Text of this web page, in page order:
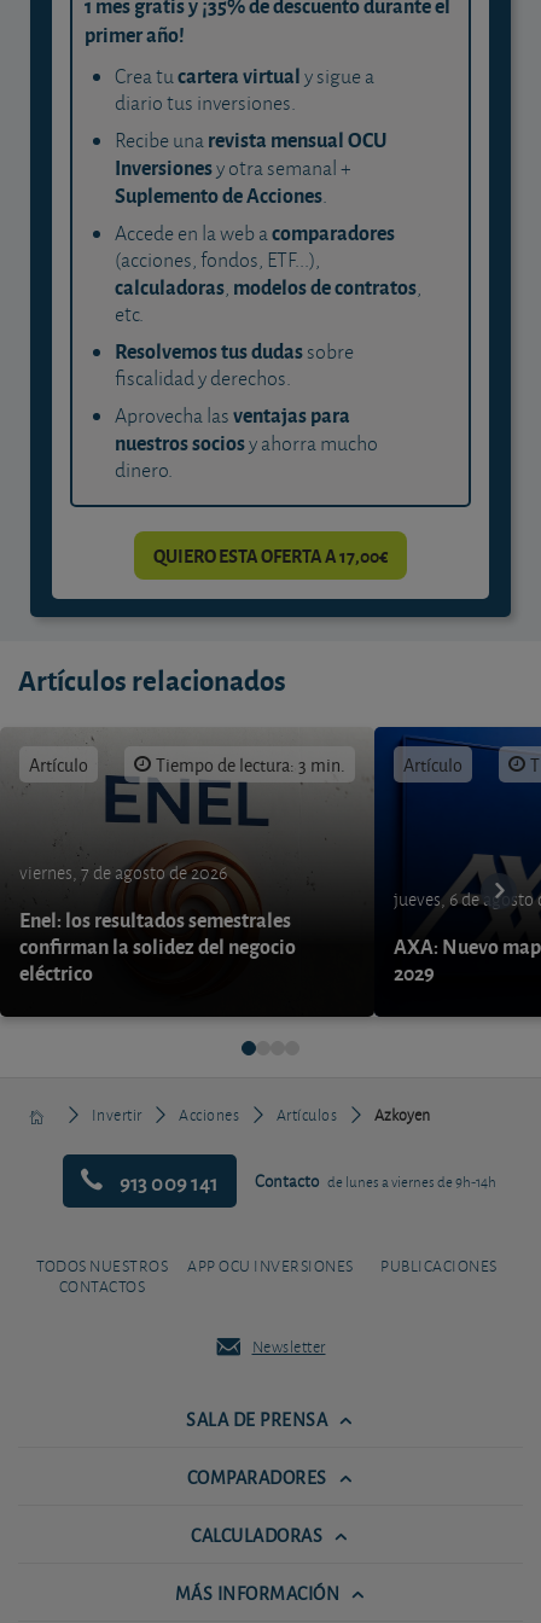
primer año!
Crea tucartera virtualy sigue a
diario tus inversiones.
Recibe unarevista mensual OCU
Inversionesy otra semanal +
Suplemento de Acciones.
Accede en la web acomparadores
(acciones, fondos, ETF...),
calculadoras, modelos de contratos,
etc.
Resolvemos tus dudassobre
fiscalidad y derechos.
Aprovecha lasventajas para
nuestros sociosy ahorra mucho
dinero.
QUIERO ESTA OFERTA A 17,00€
Artículos relacionados
Artículo Tiempo de lectura: 3 min.
viernes, 7 de agosto de 2026
Enel: los resultados semestrales
confirman la solidez del negocio
eléctrico
Artículo
jueves, 6 de agosto
AXA: Nuevo
2029
Invertir Acciones Artículos Azkoyen
913 009 141 Contacto de lunes a viernes de 9h-14h
TODOS NUESTROS
CONTACTOS
APP OCU INVERSIONES PUBLICACIONES
Newsletter
SALA DE PRENSA
COMPARADORES
CALCULADORAS
MÁS INFORMACIÓN